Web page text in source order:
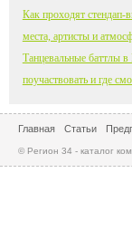
Как проходят стендап-
места, артисты и
Танцевальные баттлы в
поучаствовать и где
Главная Статьи
© Регион 34 - каталог